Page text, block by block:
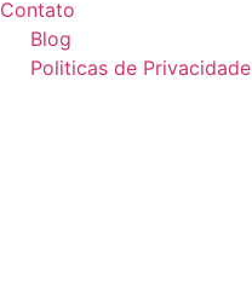
Contato
Blog
Politicas de Privacidade